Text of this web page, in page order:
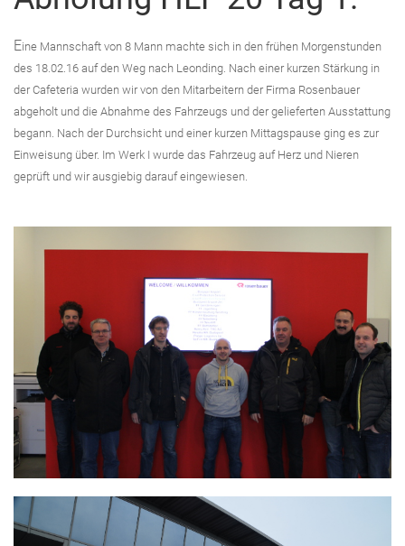
Eine Mannschaft von 8 Mann machte sich in den frühen Morgenstunden
des 18.02.16 auf den Weg nach Leonding. Nach einer kurzen Stärkung in
der Cafeteria wurden wir von den Mitarbeitern der Firma Rosenbauer
abgeholt und die Abnahme des Fahrzeugs und der gelieferten Ausstattung
begann. Nach der Durchsicht und einer kurzen Mittagspause ging es zur
Einweisung über. Im Werk I wurde das Fahrzeug auf Herz und Nieren
geprüft und wir ausgiebig darauf eingewiesen.